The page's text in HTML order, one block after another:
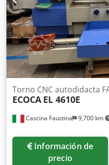
Cascina Faustina 9,700 km
Torno CNC autodidacta
ECOCA EL 4610E
Información de
precio